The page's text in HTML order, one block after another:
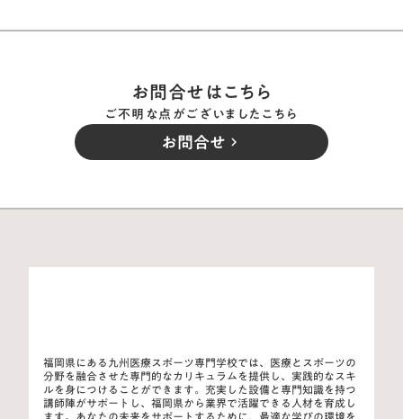
お問合せはこちら
ご不明な点がございましたこちら
お問合せ keyboard_arrow_right
福岡県にある九州医療スポーツ専門学校では、医療とスポーツの
分野を融合させた専門的なカリキュラムを提供し、実践的なスキ
ルを身につけることができます。充実した設備と専門知識を持つ
講師陣がサポートし、福岡県から業界で活躍できる人材を育成し